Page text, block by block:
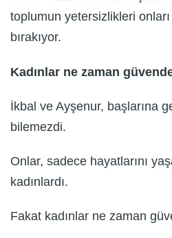
toplumun yetersizlikleri
bırakıyor.
Kadınlar ne zaman
İkbal ve Ayşenur, başlarına
bilemezdi.
Onlar, sadece hayatlarını
kadınlardı.
Fakat kadınlar ne zaman